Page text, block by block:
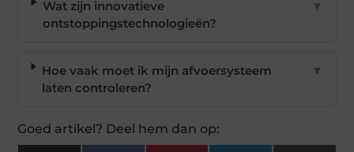
Wat zijn innovatieve
ontstoppingstechnologieën?
▼
Hoe vaak moet ik mijn afvoersysteem
laten controleren?
▼
Goed artikel? Deel hem dan op: